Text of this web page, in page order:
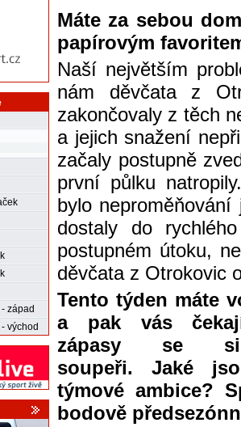
západ
východ
Máte za sebou
papírovým
Naší největším
nám děvčata z
zakončovaly z těch
a jejich snažení
začaly postupně
první půlku
bylo
dostaly do
postupném útoku,
děvčata z Otrokovic
Tento týden máte
a pak vás
zápasy se
soupeři. Jaké
týmové ambice?
bodově